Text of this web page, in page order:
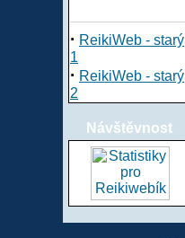
· ReikiWeb - starý
1
· ReikiWeb - starý
2
Návštěvnost